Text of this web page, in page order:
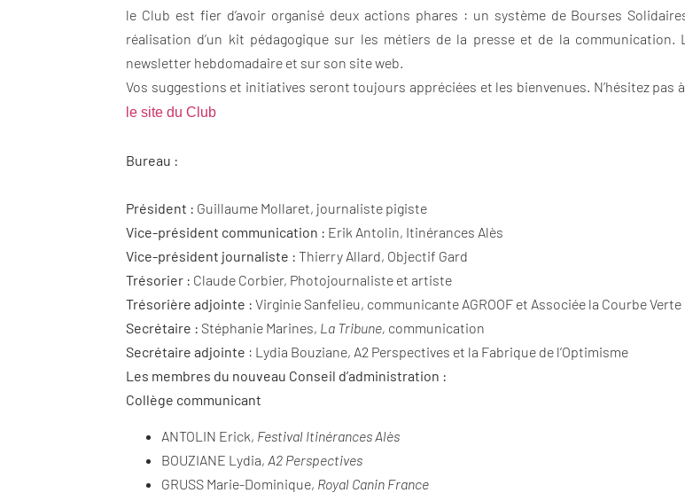
le Club est fier d’avoir organisé deux actions phares : un système de Bourses
réalisation d’un kit pédagogique sur les métiers de la presse et de la
newsletter hebdomadaire et sur son site web.
Vos suggestions et initiatives seront toujours appréciées et les bienvenues. N’hésitez
le site du Club
Bureau :
Président : Guillaume Mollaret, journaliste pigiste
Vice-président communication : Erik Antolin, Itinérances Alès
Vice-président journaliste : Thierry Allard, Objectif Gard
Trésorier : Claude Corbier, Photojournaliste et artiste
Trésorière adjointe : Virginie Sanfelieu, communicante AGROOF et Associée la Courbe Verte
Secrétaire : Stéphanie Marines, La Tribune, communication
Secrétaire adjointe : Lydia Bouziane, A2 Perspectives et la Fabrique de l’Optimisme
Les membres du nouveau Conseil d’administration :
Collège communicant
ANTOLIN Erick, Festival Itinérances Alès
BOUZIANE Lydia, A2 Perspectives
GRUSS Marie-Dominique, Royal Canin France